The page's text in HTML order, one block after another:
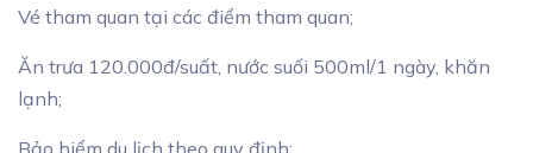
Vé tham quan tại các điểm tham quan;
Ăn trưa 120.000đ/suất, nước suối 500ml/1 ngày, khăn
lạnh;